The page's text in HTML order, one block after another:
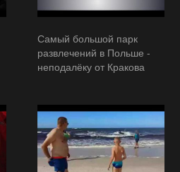
Самый большой парк
развлечений в Польше -
неподалёку от Кракова